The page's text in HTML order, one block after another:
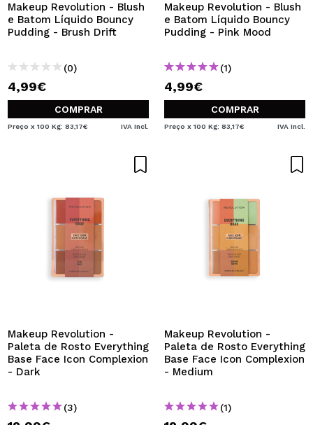
Makeup Revolution - Blush
e Batom Líquido Bouncy
Pudding - Brush Drift
(0)
4,99€
COMPRAR
Preço x 100 Kg: 83,17€ IVA Incl.
Makeup Revolution - Blush
e Batom Líquido Bouncy
Pudding - Pink Mood
(1)
4,99€
COMPRAR
Preço x 100 Kg: 83,17€ IVA Incl.
Makeup Revolution -
Paleta de Rosto Everything
Base Face Icon Complexion
- Dark
(3)
Makeup Revolution -
Paleta de Rosto Everything
Base Face Icon Complexion
- Medium
(1)